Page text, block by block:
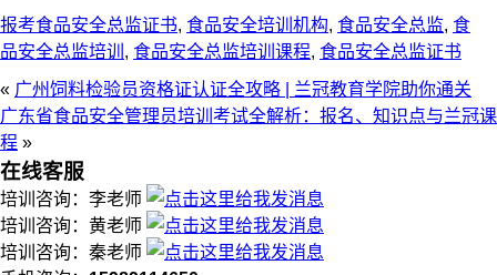
报考食品安全总监证书, 食品安全培训机构, 食品安全总监, 食
品安全总监培训 , 食品安全总监培训课程, 食品安全总监证书
« 广州饲料检验员资格证认证全攻略 | 兰冠教育学院助你通关
广东省食品安全管理员培训考试全解析：报名、知识点与兰冠课
程 »
在线客服
培训咨询：李老师
培训咨询：黄老师
培训咨询：秦老师